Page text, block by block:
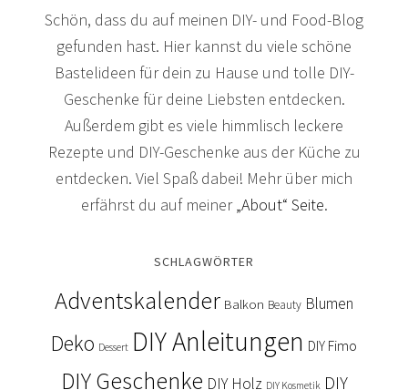
Schön, dass du auf meinen DIY- und Food-Blog
gefunden hast. Hier kannst du viele schöne
Bastelideen für dein zu Hause und tolle DIY-
Geschenke für deine Liebsten entdecken.
Außerdem gibt es viele himmlisch leckere
Rezepte und DIY-Geschenke aus der Küche zu
entdecken. Viel Spaß dabei! Mehr über mich
erfährst du auf meiner„About“ Seite.
SCHLAGWÖRTER
Adventskalender Balkon Beauty Blumen
Deko Dessert DIY Anleitungen DIY Fimo
DIY Geschenke DIY Holz DIY Kosmetik DIY